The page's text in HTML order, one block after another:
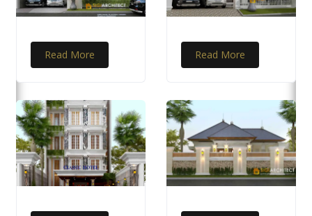
Read More Read More